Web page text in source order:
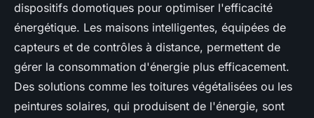
dispositifs domotiques pour optimiser l'efficacité
énergétique. Les maisons intelligentes, équipées de
capteurs et de contrôles à distance, permettent de
gérer la consommation d'énergie plus efficacement.
Des solutions comme les toitures végétalisées ou les
peintures solaires, qui produisent de l'énergie, sont